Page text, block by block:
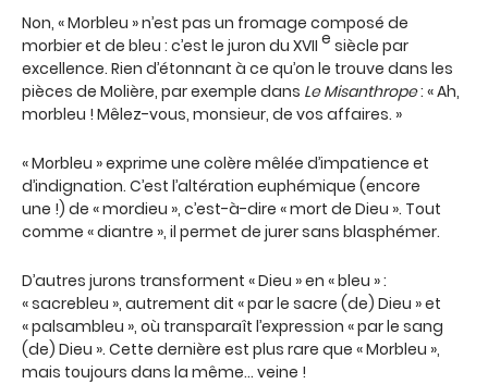
Non, « Morbleu » n’est pas un fromage composé de
morbier et de bleu : c’est le juron du XVII e siècle par
excellence. Rien d’étonnant à ce qu’on le trouve dans les
pièces de Molière, par exemple dans Le Misanthrope: « Ah,
morbleu ! Mêlez-vous, monsieur, de vos affaires. »
« Morbleu » exprime une colère mêlée d’impatience et
d’indignation. C’est l’altération euphémique (encore
une !) de « mordieu », c’est-à-dire « mort de Dieu ». Tout
comme « diantre », il permet de jurer sans blasphémer.
D’autres jurons transforment « Dieu » en « bleu » :
« sacrebleu », autrement dit « par le sacre (de) Dieu » et
« palsambleu », où transparaît l’expression « par le sang
(de) Dieu ». Cette dernière est plus rare que « Morbleu »,
mais toujours dans la même… veine !